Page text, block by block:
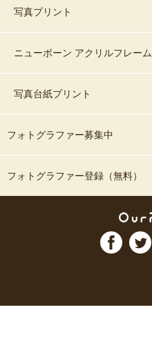
写真プリント
ニューボーン アクリルフレーム
写真台紙プリント
フォトグラファー募集中
フォトグラファー登録（無料）